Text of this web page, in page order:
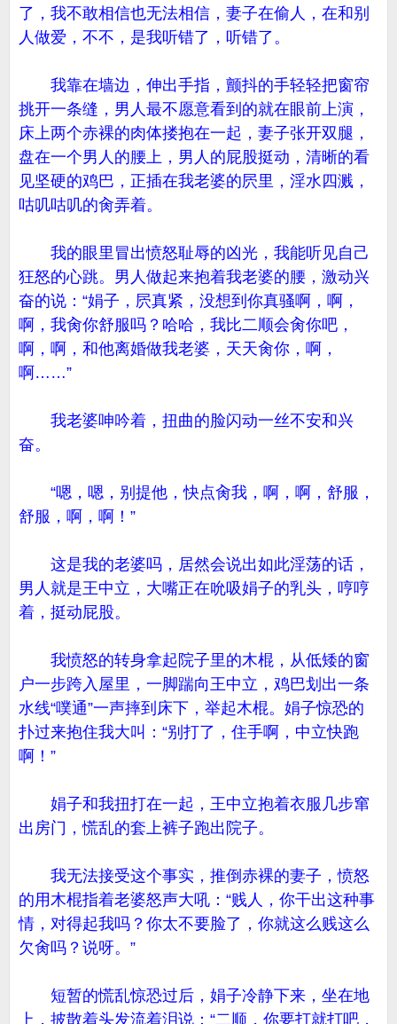
了，我不敢相信也无法相信，妻子在偷人，在和别
人做爱，不不，是我听错了，听错了。
我靠在墙边，伸出手指，颤抖的手轻轻把窗帘
挑开一条缝，男人最不愿意看到的就在眼前上演，
床上两个赤裸的肉体搂抱在一起，妻子张开双腿，
盘在一个男人的腰上，男人的屁股挺动，清晰的看
见坚硬的鸡巴，正插在我老婆的屄里，淫水四溅，
咕叽咕叽的肏弄着。
我的眼里冒出愤怒耻辱的凶光，我能听见自己
狂怒的心跳。男人做起来抱着我老婆的腰，激动兴
奋的说：“娟子，屄真紧，没想到你真骚啊，啊，
啊，我肏你舒服吗？哈哈，我比二顺会肏你吧，
啊，啊，和他离婚做我老婆，天天肏你，啊，
啊……”
我老婆呻吟着，扭曲的脸闪动一丝不安和兴
奋。
“嗯，嗯，别提他，快点肏我，啊，啊，舒服，
舒服，啊，啊！”
这是我的老婆吗，居然会说出如此淫荡的话，
男人就是王中立，大嘴正在吮吸娟子的乳头，哼哼
着，挺动屁股。
我愤怒的转身拿起院子里的木棍，从低矮的窗
户一步跨入屋里，一脚踹向王中立，鸡巴划出一条
水线“噗通”一声摔到床下，举起木棍。娟子惊恐的
扑过来抱住我大叫：“别打了，住手啊，中立快跑
啊！”
娟子和我扭打在一起，王中立抱着衣服几步窜
出房门，慌乱的套上裤子跑出院子。
我无法接受这个事实，推倒赤裸的妻子，愤怒
的用木棍指着老婆怒声大吼：“贱人，你干出这种事
情，对得起我吗？你太不要脸了，你就这么贱这么
欠肏吗？说呀。”
短暂的慌乱惊恐过后，娟子冷静下来，坐在地
上，披散着头发流着泪说：“二顺，你要打就打吧，